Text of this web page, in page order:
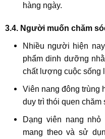
hàng ngày.
3.4. Người muốn chăm
Nhiều người hiện
phẩm dinh dưỡng
chất lượng cuộc sống
Viên nang đông trùng
duy trì thói quen chăm
Dạng viên nang
mang theo và sử